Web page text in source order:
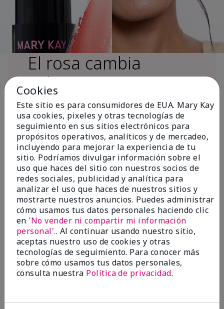
El rosa cambia
vidas®
Más de $18 millones donados a nivel
global desde 2008 para impulsar la
investigación contra el cáncer, erradicar
la violencia doméstica, promover el
empoderamiento económico y
transformar comunidades.
Cookies
Este sitio es para consumidores de EUA. Mary Kay
usa cookies, pixeles y otras tecnologías de
seguimiento en sus sitios electrónicos para
propósitos operativos, analíticos y de mercadeo,
incluyendo para mejorar la experiencia de tu
sitio. Podríamos divulgar información sobre el
uso que haces del sitio con nuestros socios de
redes sociales, publicidad y analítica para
analizar el uso que haces de nuestros sitios y
mostrarte nuestros anuncios. Puedes administrar
cómo usamos tus datos personales haciendo clic
en 'No vender ni compartir mi información
personal'.. Al continuar usando nuestro sitio,
aceptas nuestro uso de cookies y otras
tecnologías de seguimiento. Para conocer más
sobre cómo usamos tus datos personales,
consulta nuestra Política de privacidad.